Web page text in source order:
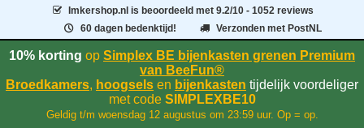
Imkershop.nl is beoordeeld met9.2/10 - 1052 reviews
60 dagen bedenktijd!
Verzonden met PostNL
10% korting op Simplex BE bijenkasten grenen Premium
van BeeFun®
Broedkamers, hoogsels en bijenkasten tijdelijk voordeliger
met codeSIMPLEXBE10
Geldig t/m woensdag 12 augustus om 23:59 uur. Op = op.